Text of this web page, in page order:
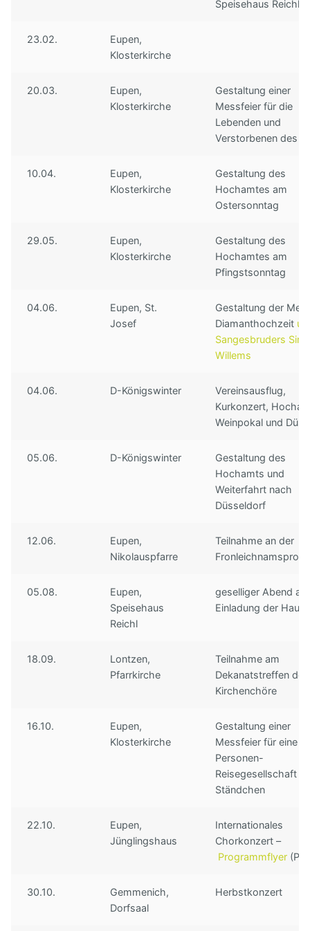
Speisehaus Reichl
23.02.
Eupen,
Klosterkirche
20.03.
Eupen,
Klosterkirche
Gestaltung einer
Messfeier für die
Lebenden und
Verstorbenen des
10.04.
Eupen,
Klosterkirche
Gestaltung des
Hochamtes am
Ostersonntag
29.05.
Eupen,
Klosterkirche
Gestaltung des
Hochamtes am
Pfingstsonntag
04.06.
Eupen, St.
Josef
Gestaltung der
Diamanthochzeit
Sangesbruders
Willems
04.06. D-Königswinter
Vereinsausflug,
Kurkonzert,
Weinpokal und
05.06. D-Königswinter
Gestaltung des
Hochamts und
Weiterfahrt nach
Düsseldorf
12.06.
Eupen,
Nikolauspfarre
Teilnahme an der
05.08.
Eupen,
Speisehaus
Reichl
geselliger Abend auf
Einladung der
18.09.
Lontzen,
Pfarrkirche
Teilnahme am
Dekanatstreffen der
Kirchenchöre
16.10.
Eupen,
Klosterkirche
Gestaltung einer
Messfeier für eine
Personen-
Reisegesellschaft &
Ständchen
22.10.
Eupen,
Jünglingshaus
Internationales
Chorkonzert –
Programmflyer
30.10.
Gemmenich,
Dorfsaal
Herbstkonzert